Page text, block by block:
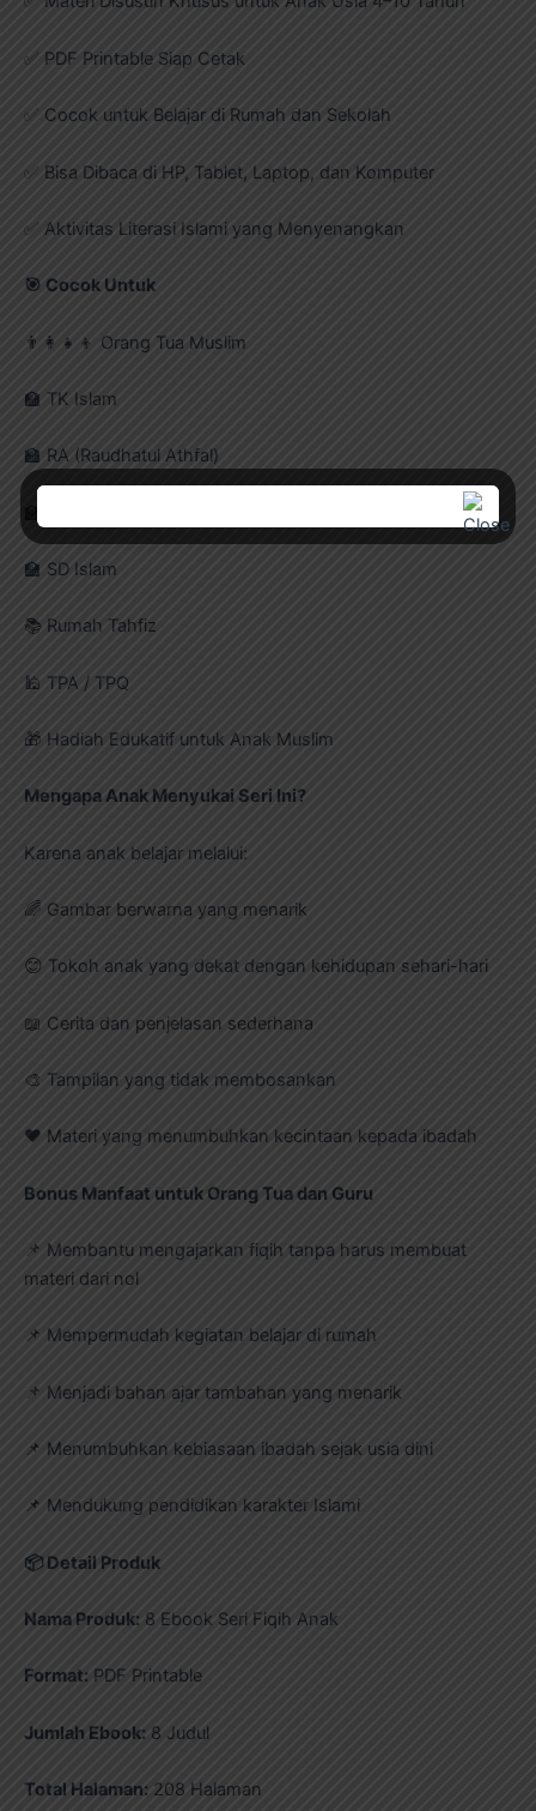
✅ PDF Printable Siap Cetak
✅ Cocok untuk Belajar di Rumah dan Sekolah
✅ Bisa Dibaca di HP, Tablet, Laptop, dan Komputer
✅ Aktivitas Literasi Islami yang Menyenangkan
🎯 Cocok Untuk
👨‍👩‍👧‍👦 Orang Tua Muslim
🏫 TK Islam
🏫 RA (Raudhatul Athfal)
🏫 SD Islam
📚 Rumah Tahfiz
🕌 TPA / TPQ
🎁 Hadiah Edukatif untuk Anak Muslim
Mengapa Anak Menyukai Seri Ini?
Karena anak belajar melalui:
🌈 Gambar berwarna yang menarik
😊 Tokoh anak yang dekat dengan kehidupan sehari-hari
📖 Cerita dan penjelasan sederhana
🎨 Tampilan yang tidak membosankan
❤️ Materi yang menumbuhkan kecintaan kepada ibadah
Bonus Manfaat untuk Orang Tua dan Guru
📌 Membantu mengajarkan fiqih tanpa harus membuat
materi dari nol
📌 Mempermudah kegiatan belajar di rumah
📌 Menjadi bahan ajar tambahan yang menarik
📌 Menumbuhkan kebiasaan ibadah sejak usia dini
📌 Mendukung pendidikan karakter Islami
📦 Detail Produk
Nama Produk: 8 Ebook Seri Fiqih Anak
Format: PDF Printable
Jumlah Ebook: 8 Judul
Total Halaman: 208 Halaman